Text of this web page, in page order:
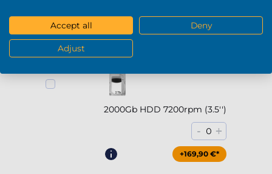
- 0
2000Gb HDD 7200rpm (3.5'')
- 0 +
+169,90 €*
Accept all Deny
Adjust